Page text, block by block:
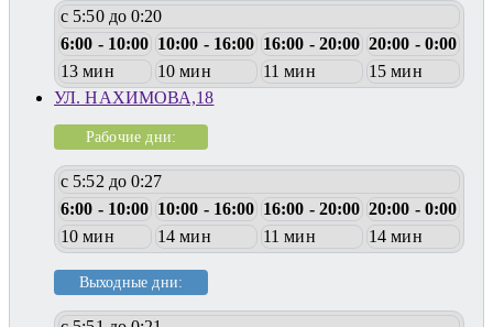
с 5:50 до 0:20
6:00 - 10:00 10:00 - 16:00 16:00 - 20:00 20:00 - 0:00
13 мин
10 мин 11 мин
15 мин
УЛ. НАХИМОВА,18
Рабочие дни:
с 5:52 до 0:27
6:00 - 10:00 10:00 - 16:00 16:00 - 20:00 20:00 - 0:00
10 мин
14 мин 11 мин 14 мин
Выходные дни: